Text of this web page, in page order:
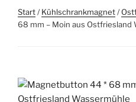
Start/Kühlschrankmagnet/
68 mm – Moin aus Ostfriesland